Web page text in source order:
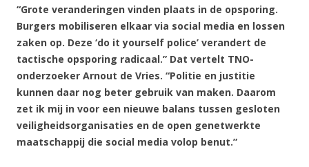
“Grote veranderingen vinden plaats in de opsporing.
Burgers mobiliseren elkaar via social media en lossen
zaken op. Deze ‘do it yourself police’ verandert de
tactische opsporing radicaal.” Dat vertelt TNO-
onderzoeker Arnout de Vries. “Politie en justitie
kunnen daar nog beter gebruik van maken. Daarom
zet ik mij in voor een nieuwe balans tussen gesloten
veiligheidsorganisaties en de open genetwerkte
maatschappij die social media volop benut.”